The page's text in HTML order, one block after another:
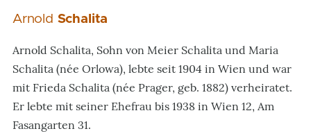
Arnold Schalita
Arnold Schalita, Sohn von Meier Schalita und Maria
Schalita (née Orlowa), lebte seit 1904 in Wien und war
mit Frieda Schalita (née Prager, geb. 1882) verheiratet.
Er lebte mit seiner Ehefrau bis 1938 in Wien 12, Am
Fasangarten 31.